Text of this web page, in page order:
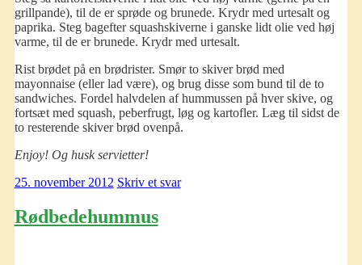
grillpande), til de er sprøde og brunede. Krydr med urtesalt og
paprika. Steg bagefter squashskiverne i ganske lidt olie ved høj
varme, til de er brunede. Krydr med urtesalt.
Rist brødet på en brødrister. Smør to skiver brød med
mayonnaise (eller lad være), og brug disse som bund til de to
sandwiches. Fordel halvdelen af hummussen på hver skive, og
fortsæt med squash, peberfrugt, løg og kartofler. Læg til sidst de
to resterende skiver brød ovenpå.
Enjoy! Og husk servietter!
25. november 2012 Skriv et svar
Rødbedehummus